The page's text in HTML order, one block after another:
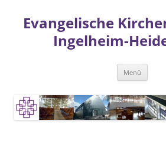
springen
Evangelische
Ingelheim-
Menü